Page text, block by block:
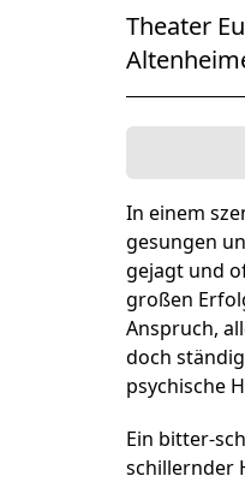
Theater
In einem
gesungen
gejagt und
großen
Anspruch,
doch
psychische
Ein bitter-
schillernder